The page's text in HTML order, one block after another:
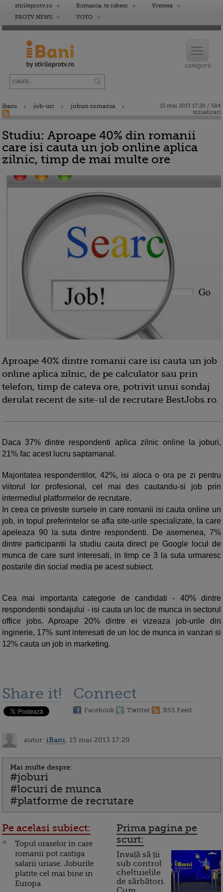
stirileprotv.ro Romania, te iubesc
Vremea
PROTV NEWS
VOYO
ibani job-uri joburi romania
15 mai 2013 17:20 / 584
vizualizari
Studiu: Aproape 40% din romanii
care isi cauta un job online aplica
zilnic, timp de mai multe ore
Aproape 40% dintre romanii care isi cauta un job
online aplica zilnic, de pe calculator sau prin
telefon, timp de cateva ore, potrivit unui sondaj
derulat recent de site-ul de recrutare BestJobs.ro.
Daca 37% dintre respondenti aplica zilnic online la joburi,
21% fac acest lucru saptamanal.
Majoritatea respondentilor, 42%, isi aloca o ora pe zi pentru
viitorul lor profesional, cel mai des cautandu-si job prin
intermediul platformelor de recrutare.
In ceea ce priveste sursele in care romanii isi cauta online un
job, in topul preferintelor se afla site-urile specializate, la care
apeleaza 90 la suta dintre respondenti. De asemenea, 7%
dintre participantii la studiu cauta direct pe Google locul de
munca de care sunt interesati, in timp ce 3 la suta urmaresc
postarile din social media pe acest subiect.
Cea mai importanta categorie de candidati - 40% dintre
respondentii sondajului - isi cauta un loc de munca in sectorul
office jobs. Aproape 20% dintre ei vizeaza job-urile din
inginerie, 17% sunt interesati de un loc de munca in vanzari si
12% cauta un job in marketing.
Share it! Connect
Facebook Twitter RSS Feed
autor: iBani , 15 mai 2013 17:20
Mai multe despre:
#joburi
#locuri de munca
#platforme de recrutare
Pe acelasi subiect:
Topul oraselor in care
romanii pot castiga
salarii uriase. Joburile
platite cel mai bine in
Europa
Prima pagina pe
scurt:
Invață să ții
sub control
cheltuielile
de sărbători.